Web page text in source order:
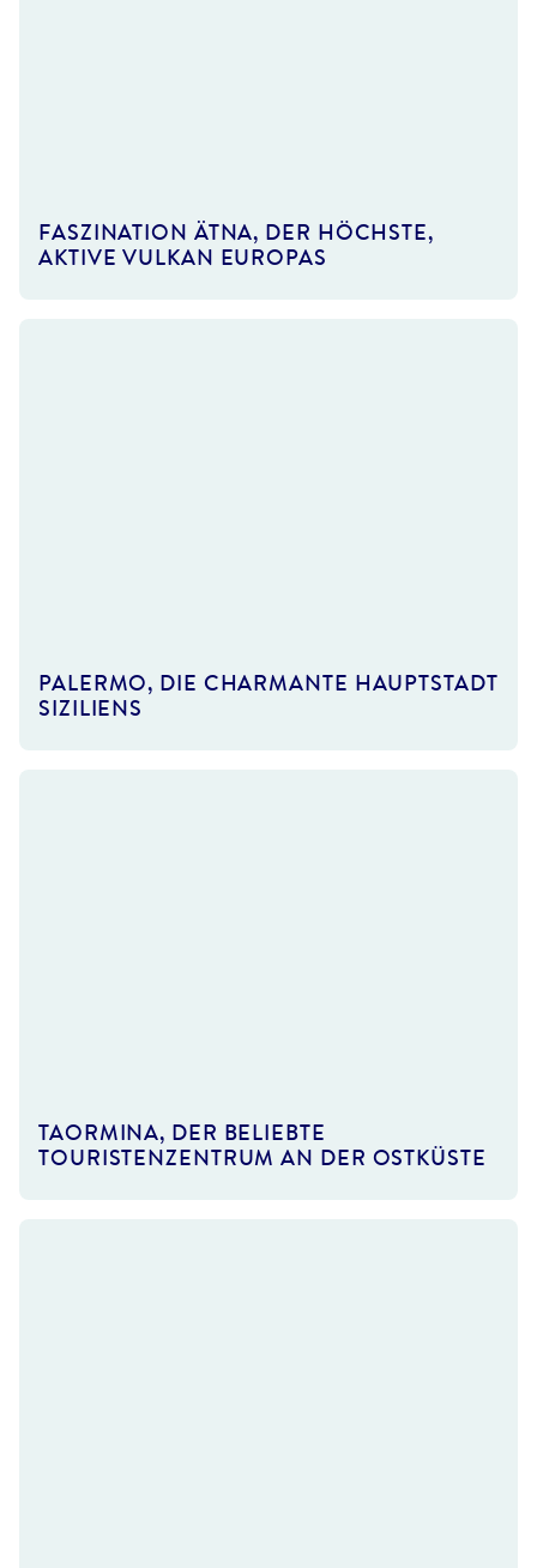
FASZINATION ÄTNA, DER HÖCHSTE,
AKTIVE VULKAN EUROPAS
PALERMO, DIE CHARMANTE HAUPTSTADT
SIZILIENS
TAORMINA, DER BELIEBTE
TOURISTENZENTRUM AN DER OSTKÜSTE